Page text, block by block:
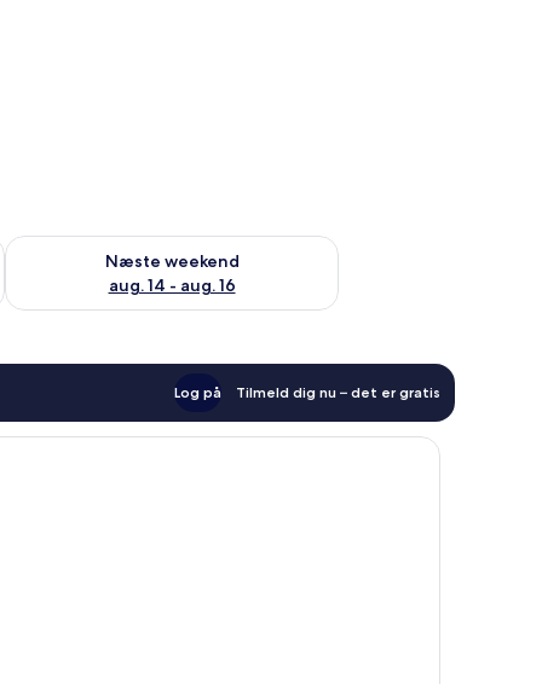
aug. 7 - aug. 9
Næste weekend
aug. 14 - aug. 16
Tjek tilgængelighed for næste weekend aug. 14 - aug. 16
Log på Tilmeld dig nu – det er gratis